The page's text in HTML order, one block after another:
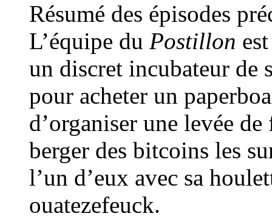
Résumé des épisodes
L’équipe du Postillon
un discret incubateur de
pour acheter un
d’organiser une levée
berger des bitcoins les
l’un d’eux avec sa
ouatezefeuck.